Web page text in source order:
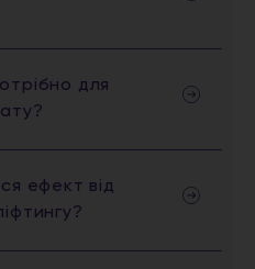
для
ефект від